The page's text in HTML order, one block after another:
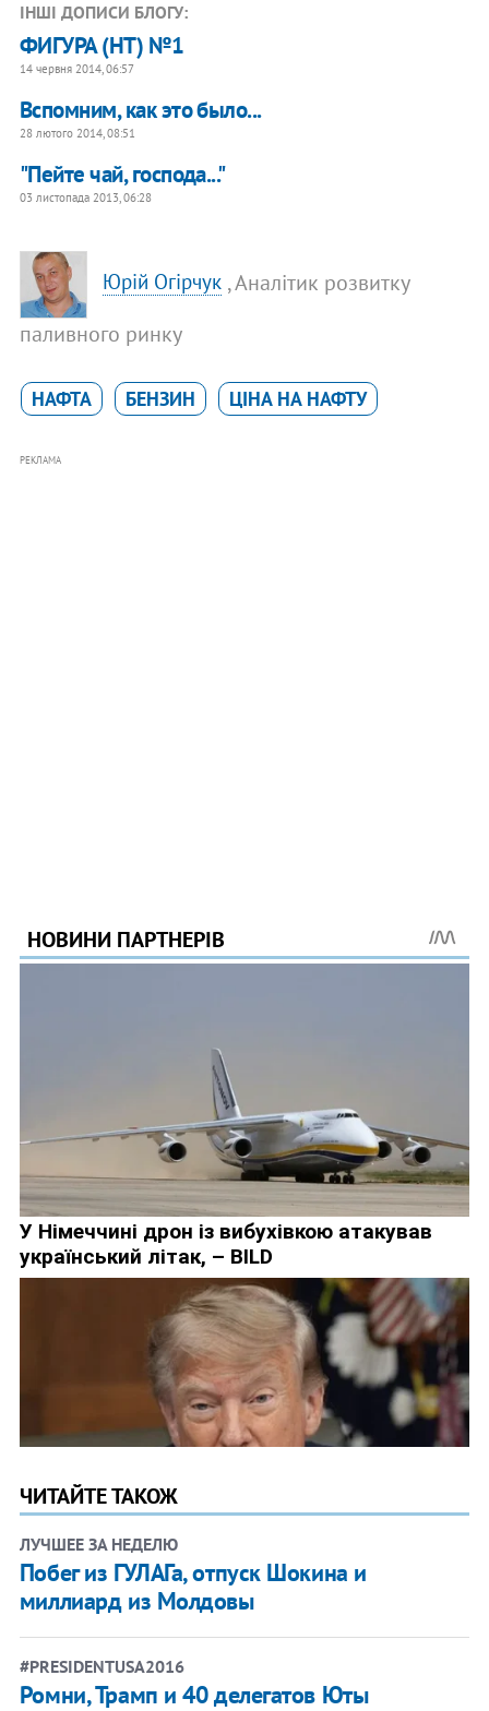
ІНШІ ДОПИСИ БЛОГУ:
ФИГУРА (НТ) №1
14 червня 2014, 06:57
Вспомним, как это было...
28 лютого 2014, 08:51
"Пейте чай, господа..."
03 листопада 2013, 06:28
Юрій Огірчук , Аналітик розвитку
паливного ринку
НАФТА БЕНЗИН ЦІНА НА НАФТУ
РЕКЛАМА
ЧИТАЙТЕ ТАКОЖ
ЛУЧШЕЕ ЗА НЕДЕЛЮ
Побег из ГУЛАГа, отпуск Шокина и
миллиард из Молдовы
#PRESIDENTUSA2016
​Ромни, Трамп и 40 делегатов Юты